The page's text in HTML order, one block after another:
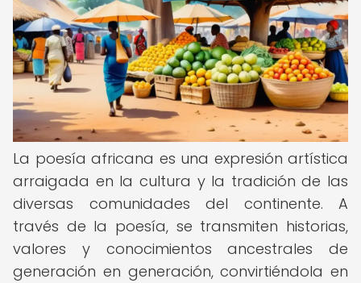
La poesía africana es una expresión artística
arraigada en la cultura y la tradición de las
diversas comunidades del continente. A
través de la poesía, se transmiten historias,
valores y conocimientos ancestrales de
generación en generación, convirtiéndola en